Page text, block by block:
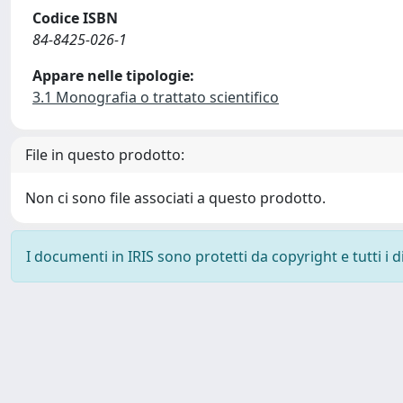
Codice ISBN
84-8425-026-1
Appare nelle tipologie:
3.1 Monografia o trattato scientifico
File in questo prodotto:
Non ci sono file associati a questo prodotto.
I documenti in IRIS sono protetti da copyright e tutti i